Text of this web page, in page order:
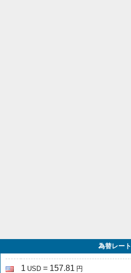
為替レート
1 USD = 157.81 円